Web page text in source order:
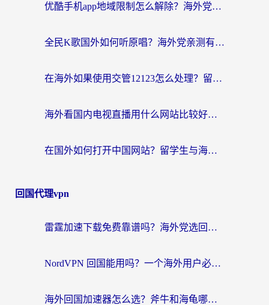
优酷手机app地域限制怎么解除？海外党亲测有效的追剧方案
全民K歌国外如何听原唱？海外党亲测有效的回国加速器选择指南
在海外如果使用交管12123怎么处理？留学生亲测有效的回国加速方案
海外看国内电视直播用什么网站比较好？一篇解决你所有追剧难题的实用指南
在国外如何打开中国网站？留学生与海外华人的无缝访问指南
回国代理vpn
雷霆加速下载免费靠谱吗？海外党选回国加速器的避坑指南（附热门工具对比）
NordVPN 回国能用吗？一个海外用户必须面对的真实困境
海外回国加速器怎么选？斧牛和海龟哪个好？一篇帮你避开坑的实用指南